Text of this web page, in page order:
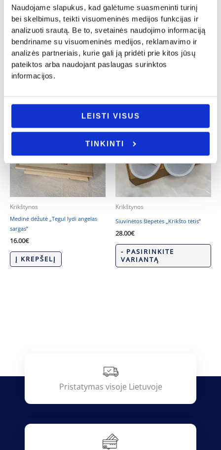
Naudojame slapukus, kad galėtume suasmeninti turinį
bei skelbimus, teikti visuomeninės medijos funkcijas ir
analizuoti srautą. Be to, svetainės naudojimo informaciją
bendriname su visuomeninės medijos, reklamavimo ir
analizės partneriais, kurie gali ją pridėti prie kitos jūsų
pateiktos arba naudojant paslaugas surinktos
informacijos.
LEISTI VISUS
TINKINTI
Krikštynos
Krikšto skraistė
13.00 €
Į KREPŠELĮ
Krikštynos
Pastatoma širdelė „Brangus krikšto
tėveli”
16.00€
Į KREPŠELĮ
Krikštynos
Medinė dėžutė „Tegul lydi angelas
sargas”
16.00€
Į KREPŠELĮ
Krikštynos
Siuvinėtos šlepetės „Krikšto tėtis”
28.00€
- PASIRINKITE
VARIANTĄ
Pristatymas visoje Lietuvoje